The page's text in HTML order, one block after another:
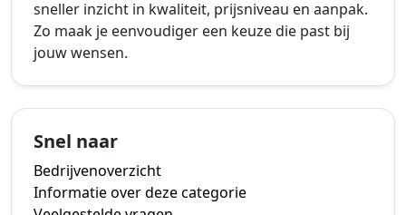
sneller inzicht in kwaliteit, prijsniveau en aanpak.
Zo maak je eenvoudiger een keuze die past bij
jouw wensen.
Snel naar
Bedrijvenoverzicht
Informatie over deze categorie